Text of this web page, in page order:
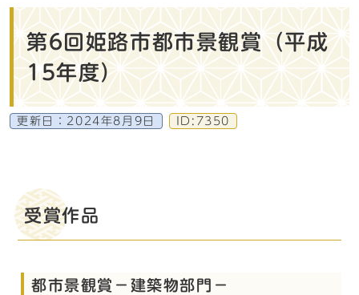
第6回姫路市都市景観賞（平成
15年度）
更新日： 2024年8月9日 ID:7350
受賞作品
都市景観賞－建築物部門－